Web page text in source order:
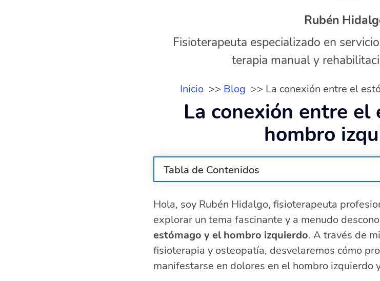
Rubén
Fisioterapeuta especializado en
terapia manual y
Inicio Blog La conexión entre el
La conexión entre el
hombro
Tabla de Contenidos
Causas del dolor referido en el hombro izquierdo
Diagnóstico osteopático del dolor de hombro
Tratamientos para aliviar el dolor de hombro
Recomendaciones dietéticas y uso de plantas
Preguntas relacionadas sobre la conexión
Hola, soy Rubén Hidalgo, fisioterapeuta
explorar un tema fascinante y a menudo
estómago y el hombro izquierdo. A través de
fisioterapia y osteopatía, desvelaremos cómo
manifestarse en dolores en el hombro izquierdo